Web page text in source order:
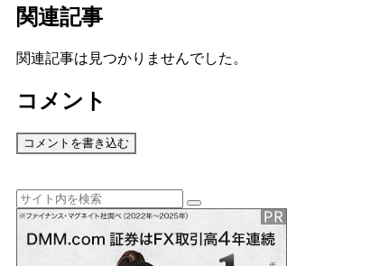
関連記事
関連記事は見つかりませんでした。
コメント
コメントを書き込む